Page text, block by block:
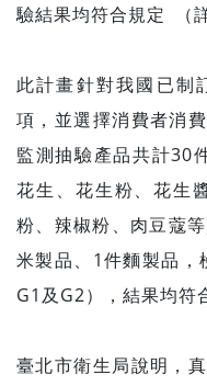
驗結果均符合規定 （
此計畫針對我國已制
項，並選擇消費者消
監測抽驗產品共計30
花生、花生粉、花生
粉、辣椒粉、肉豆蔻
米製品、1件麵製品，
G1及G2），結果均符
臺北市衛生局說明，